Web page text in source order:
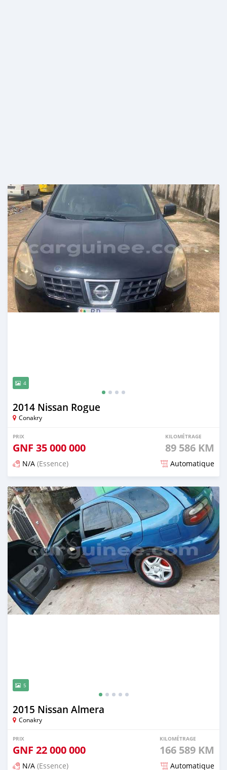
4
2014 Nissan Rogue
Conakry
PRIX
GNF 35 000 000
KILOMÉTRAGE
89 586 KM
N/A (Essence) Automatique
Publié il y a 6 mois
5
2015 Nissan Almera
Conakry
PRIX
GNF 22 000 000
KILOMÉTRAGE
166 589 KM
N/A (Essence) Automatique